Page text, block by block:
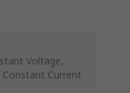
Voltage,
Current